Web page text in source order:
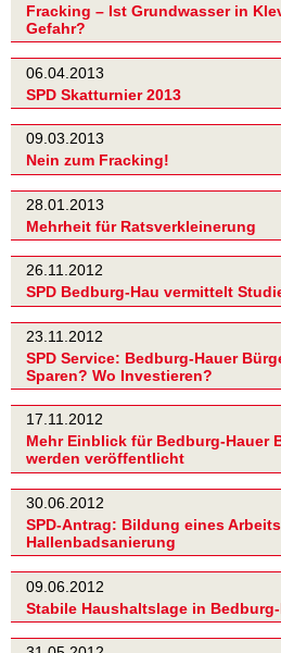
Fracking – Ist Grundwasser in
Gefahr?
06.04.2013
SPD Skatturnier 2013
09.03.2013
Nein zum Fracking!
28.01.2013
Mehrheit für Ratsverkleinerung
26.11.2012
SPD Bedburg-Hau vermittelt
23.11.2012
SPD Service: Bedburg-Hauer
Sparen? Wo Investieren?
17.11.2012
Mehr Einblick für Bedburg-Hauer
werden veröffentlicht
30.06.2012
SPD-Antrag: Bildung eines
Hallenbadsanierung
09.06.2012
Stabile Haushaltslage in Bedburg-